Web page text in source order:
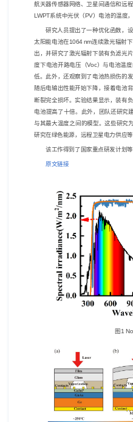
航天器传感器网络、卫星间通信和远
LWPT系统中光伏（PV）电池的温度
研究人员提出了一种优化函数，
太阳能电池在1064 nm连续激光辐射
出，并研究了激光辐射下装有负滤光
度下电池开路电压（Voc）与电池温
低。此外，还观察到了电池热损伤的
随后电输出性能开始下降，接着电池
断裂完全损坏。实验结果显示，装有
电池提高了十倍。此外，团队还研究
与其最大温度之间的模型。这些研究
研究在绿色能源，远程卫星电力供应等
该工作得到了国家重点研发计划等
原文链接
图1